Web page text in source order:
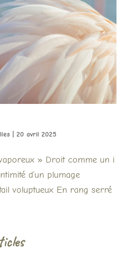
20 avril 2025
» Droit comme un i
d’un plumage
voluptueux En rang serré